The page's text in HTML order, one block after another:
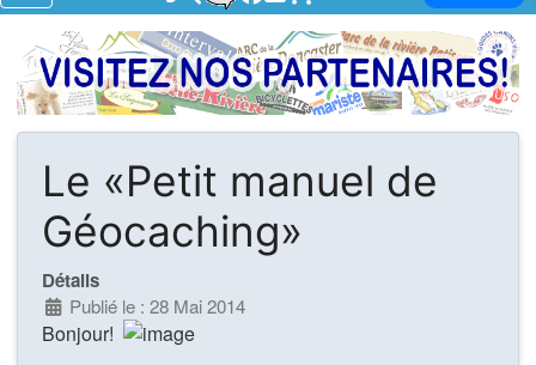
Le «Petit manuel de
Géocaching»
Détails
Publié le : 28 Mai 2014
Bonjour!